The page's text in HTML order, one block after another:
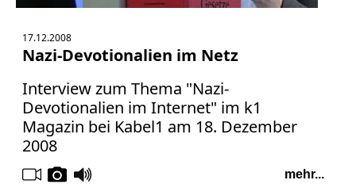
17.12.2008
Nazi-Devotionalien im Netz
Interview zum Thema "Nazi-
Devotionalien im Internet" im k1
Magazin bei Kabel1 am 18. Dezember
2008
mehr...